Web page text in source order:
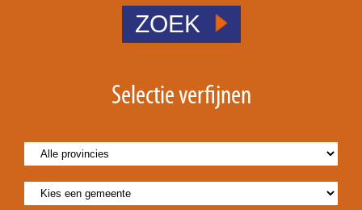
ZOEK
Selectie verfijnen